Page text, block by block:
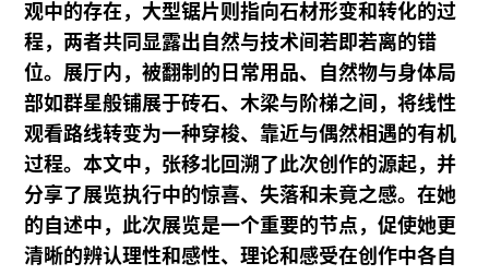
观中的存在，大型锯片则指向石材形变和转化的过
程，两者共同显露出自然与技术间若即若离的错
位。展厅内，被翻制的日常用品、自然物与身体局
部如群星般铺展于砖石、木梁与阶梯之间，将线性
观看路线转变为一种穿梭、靠近与偶然相遇的有机
过程。本文中，张移北回溯了此次创作的源起，并
分享了展览执行中的惊喜、失落和未竟之感。在她
的自述中，此次展览是一个重要的节点，促使她更
清晰的辨认理性和感性、理论和感受在创作中各自